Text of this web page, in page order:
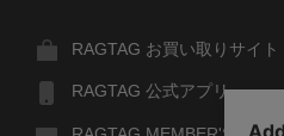
RAGTAG お買い取りサイト
RAGTAG 公式アプリ